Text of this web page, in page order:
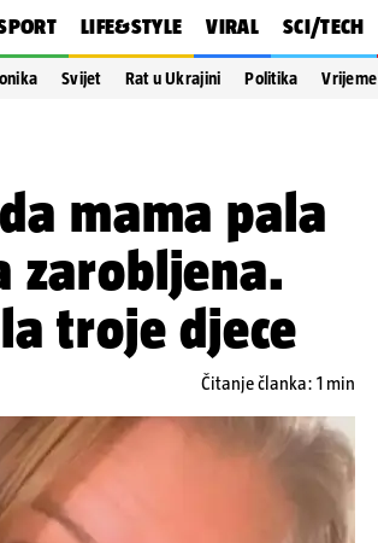
LIFE&STYLE VIRAL SCI/TECH
Svijet Rat u Ukrajini Politika Vrijeme
mama pala
zarobljena.
troje djece
Čitanje članka: 1 min